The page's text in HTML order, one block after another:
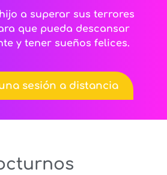
a superar sus terrores
que pueda descansar
y tener sueños felices.
sesión a distancia